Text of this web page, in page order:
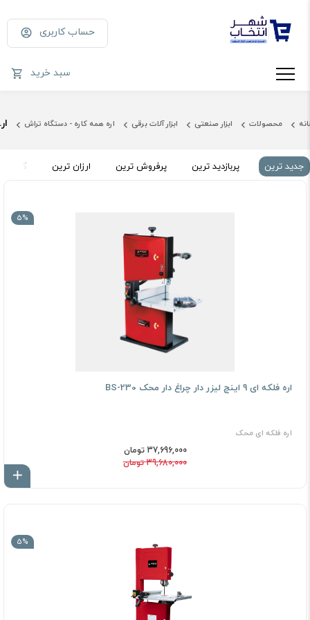
حساب کاربری
سبد خرید
محصولات ابزار صنعتی ابزار آلات برقی اره همه کاره - دستگاه تراش اره فلکه ای محک
جدید ترین پربازدید ترین پرفروش ترین ارزان ترین گران
5%
اره فلکه ای 9 اینچ لیزر دار چراغ دار محک BS-230
اره فلکه ای محک
37,696,000 تومان
39,680,000 تومان
5%